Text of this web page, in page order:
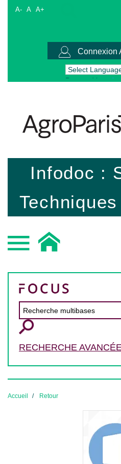
A- A A+
Connexion
Powered by
Infodoc :
RECHERCHE
Accueil Retour